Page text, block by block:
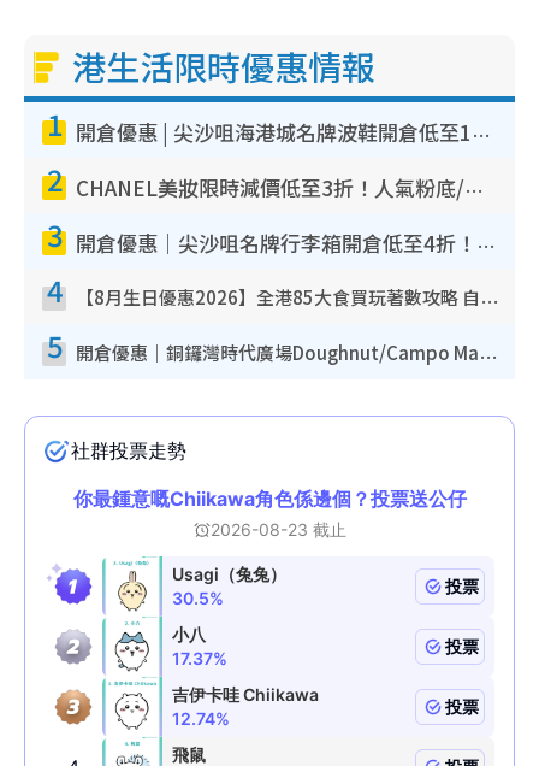
港生活限時優惠情報
1 開倉優惠 | 尖沙咀海港城名牌波鞋開倉低至1折！On鞋$899起／Joy&Peace鞋履$98起
2 CHANEL美妝限時減價低至3折！人氣粉底/唇膏/精華液低至$275！COCO香水都有平
3 開倉優惠｜尖沙咀名牌行李箱開倉低至4折！一連5日 American Tourister/ace./Hallmark $200起！
4 【8月生日優惠2026】全港85大食買玩著數攻略 自助餐/火鍋放題同行免費＋誠品/DONKI送現金券
5 開倉優惠｜銅鑼灣時代廣場Doughnut/Campo Marzio開倉低至1折！背囊、書包、手袋劈價$200起